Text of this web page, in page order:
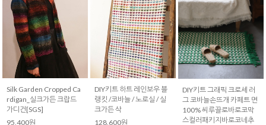
Silk Garden Cropped Ca
rdigan_실크가든 크랍드
가디건[SGS]
95,400원
DIY키트 하트 레인보우 블
랭킷 /코바늘 / 노로실 / 실
크가든 삭
128,600원
DIY키트 그래픽 크로셰 러
그 코바늘손뜨개 카페트 면
100% 씨루끌로바로코막
스컬러패키지바로코네추